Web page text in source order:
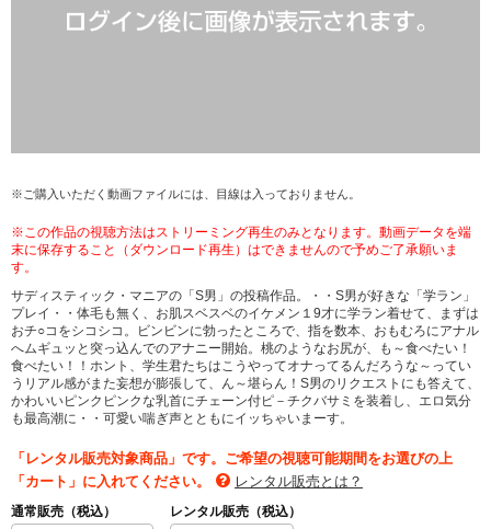
※ご購入いただく動画ファイルには、目線は入っておりません。
※この作品の視聴方法はストリーミング再生のみとなります。動画データを端
末に保存すること（ダウンロード再生）はできませんので予めご了承願いま
す。
サディスティック・マニアの「S男」の投稿作品。・・S男が好きな「学ラン」
プレイ・・体毛も無く、お肌スベスベのイケメン１9才に学ラン着せて、まずは
おチ○コをシコシコ。ビンビンに勃ったところで、指を数本、おもむろにアナル
へムギュッと突っ込んでのアナニー開始。桃のようなお尻が、も～食べたい！
食べたい！！ホント、学生君たちはこうやってオナってるんだろうな～ってい
うリアル感がまた妄想が膨張して、ん～堪らん！S男のリクエストにも答えて、
かわいいピンクピンクな乳首にチェーン付ピ－チクバサミを装着し、エロ気分
も最高潮に・・可愛い喘ぎ声とともにイッちゃいまーす。
「レンタル販売対象商品」です。ご希望の視聴可能期間をお選びの上
「カート」に入れてください。
レンタル販売とは？
通常販売（税込） レンタル販売（税込）